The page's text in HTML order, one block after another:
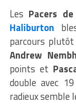
Les Pacers
Haliburton
parcours
Andrew
points et
double avec
radieux semble